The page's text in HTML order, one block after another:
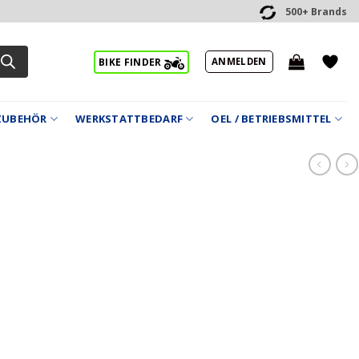
500+ Brands
BIKE FINDER ANMELDEN
WERKSTATTBEDARF OEL / BETRIEBSMITTEL